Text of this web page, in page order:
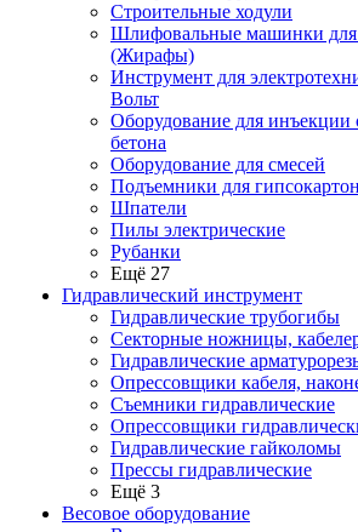
Строительные ходули
Шлифовальные машинки для
(Жирафы)
Инструмент для
Вольт
Оборудование для инъекции
бетона
Оборудование для смесей
Подъемники для
Шпатели
Пилы электрические
Рубанки
Ещё 27
Гидравлический инструмент
Гидравлические трубогибы
Секторные ножницы,
Гидравлические
Опрессовщики кабеля,
Съемники гидравлические
Опрессовщики
Гидравлические гайколомы
Прессы гидравлические
Ещё 3
Весовое оборудование